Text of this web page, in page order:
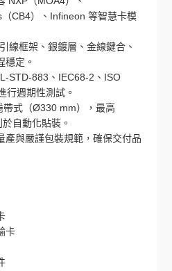
CB4）、Infineon 等智慧卡模
線框架、銀鍍層、金線鍵合、
穩定。
STD-883、IEC68-2、ISO
行週期性測試。
帶式（Ø330 mm），最高
自動化貼裝。
產與嚴謹包裝規範，確保交付品
卡